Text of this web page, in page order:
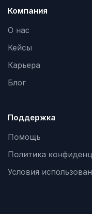
Компания
О нас
Кейсы
Карьера
Блог
Поддержка
Помощь
Политика
Условия